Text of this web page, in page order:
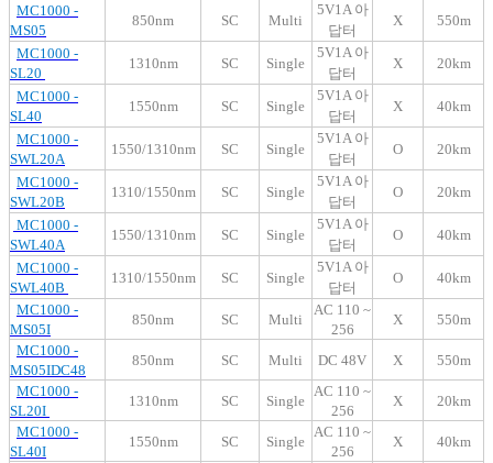
MC1000 -
MS05
850nm SC Multi
5V1A 아
답터
X
550m
MC1000 -
SL20
1310nm SC Single
5V1A 아
답터
X
20km
MC1000 -
SL40
1550nm SC Single
5V1A 아
답터
X
40km
MC1000 -
SWL20A
1550/1310nm SC Single
5V1A 아
답터
O
20km
MC1000 -
SWL20B
1310/1550nm SC Single
5V1A 아
답터
O
20km
MC1000 -
SWL40A
1550/1310nm SC Single
5V1A 아
답터
O
40km
MC1000 -
SWL40B
1310/1550nm SC Single
5V1A 아
답터
O
40km
MC1000 -
MS05I
850nm SC Multi
AC 110 ~
256
X
550m
MC1000 -
MS05IDC48
850nm SC Multi DC 48V X
550m
MC1000 -
SL20I
1310nm SC Single
AC 110 ~
256
X
20km
MC1000 -
SL40I
1550nm SC Single
AC 110 ~
256
X
40km